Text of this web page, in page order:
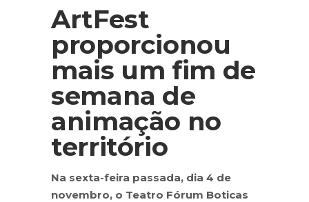
ArtFest
proporcionou
mais um fim de
semana de
animação no
território
Na sexta-feira passada, dia 4 de
novembro, o Teatro Fórum Boticas